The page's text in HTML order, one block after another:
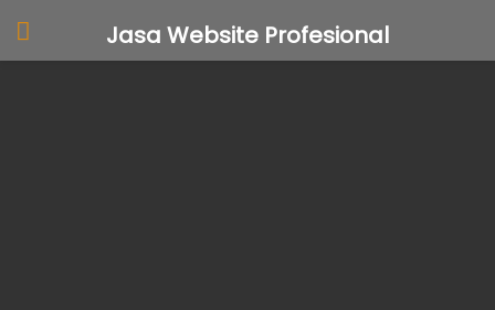
Jasa Website Profesional